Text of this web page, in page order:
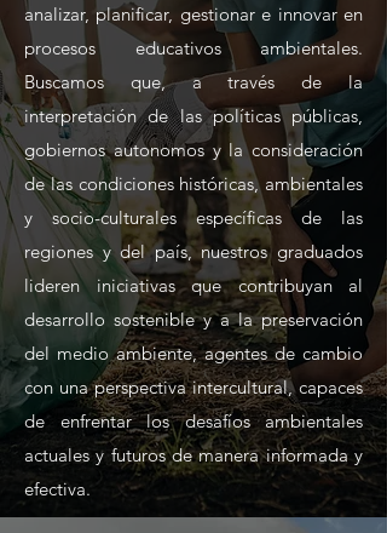
analizar, planificar, gestionar e innovar en
procesos educativos ambientales.
Buscamos que, a través de la
interpretación de las políticas públicas,
gobiernos autonomos y la consideración
de las condiciones históricas, ambientales
y socio-culturales específicas de las
regiones y del país, nuestros graduados
lideren iniciativas que contribuyan al
desarrollo sostenible y a la preservación
del medio ambiente, agentes de cambio
con una perspectiva intercultural, capaces
de enfrentar los desafíos ambientales
actuales y futuros de manera informada y
efectiva.